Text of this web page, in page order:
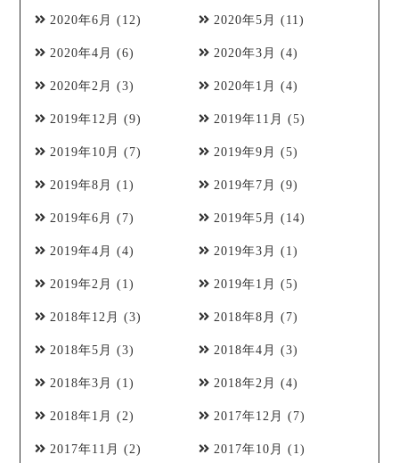
2020年6月 (12) 2020年5月 (11)
2020年4月 (6) 2020年3月 (4)
2020年2月 (3) 2020年1月 (4)
2019年12月 (9) 2019年11月 (5)
2019年10月 (7) 2019年9月 (5)
2019年8月 (1) 2019年7月 (9)
2019年6月 (7) 2019年5月 (14)
2019年4月 (4) 2019年3月 (1)
2019年2月 (1) 2019年1月 (5)
2018年12月 (3) 2018年8月 (7)
2018年5月 (3) 2018年4月 (3)
2018年3月 (1) 2018年2月 (4)
2018年1月 (2) 2017年12月 (7)
2017年11月 (2) 2017年10月 (1)